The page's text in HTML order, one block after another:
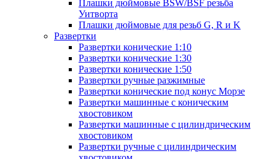
Плашки дюймовые BSW/BSF резьба
Уитворта
Плашки дюймовые для резьб G, R и K
Развертки
Развертки конические 1:10
Развертки конические 1:30
Развертки конические 1:50
Развертки ручные разжимные
Развертки конические под конус Морзе
Развертки машинные с коническим
хвостовиком
Развертки машинные с цилиндрическим
хвостовиком
Развертки ручные с цилиндрическим